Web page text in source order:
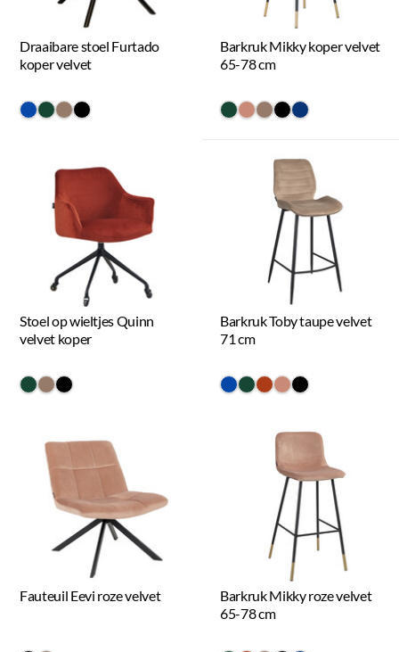
Draaibare stoel Furtado
koper velvet
#0648a8
#154734
#967b6a
#000000
Barkruk Mikky koper velvet
65-78 cm
#154734
#c98a78
#967b6a
#000000
#073475
Stoel op wieltjes Quinn
velvet koper
#154734
#967b6a
#000000
Barkruk Toby taupe velvet
71 cm
#0648a8
#154734
#ac3c17
#c98a78
#000000
Fauteuil Eevi roze velvet
Barkruk Mikky roze velvet
65-78 cm